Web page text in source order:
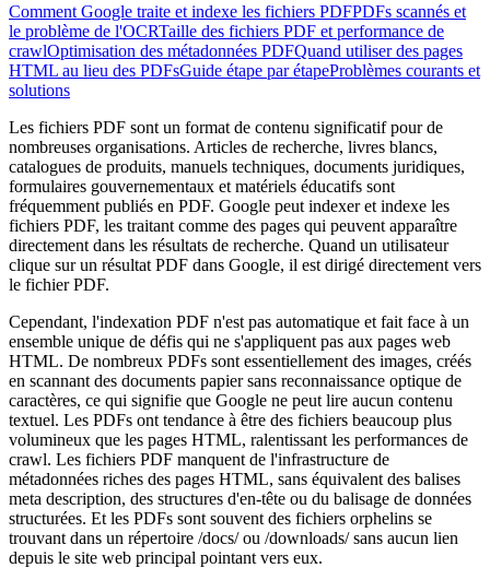
Comment Google traite et indexe les fichiers PDFPDFs scannés et
le problème de l'OCRTaille des fichiers PDF et performance de
crawlOptimisation des métadonnées PDFQuand utiliser des pages
HTML au lieu des PDFsGuide étape par étapeProblèmes courants et
solutions
Les fichiers PDF sont un format de contenu significatif pour de
nombreuses organisations. Articles de recherche, livres blancs,
catalogues de produits, manuels techniques, documents juridiques,
formulaires gouvernementaux et matériels éducatifs sont
fréquemment publiés en PDF. Google peut indexer et indexe les
fichiers PDF, les traitant comme des pages qui peuvent apparaître
directement dans les résultats de recherche. Quand un utilisateur
clique sur un résultat PDF dans Google, il est dirigé directement vers
le fichier PDF.
Cependant, l'indexation PDF n'est pas automatique et fait face à un
ensemble unique de défis qui ne s'appliquent pas aux pages web
HTML. De nombreux PDFs sont essentiellement des images, créés
en scannant des documents papier sans reconnaissance optique de
caractères, ce qui signifie que Google ne peut lire aucun contenu
textuel. Les PDFs ont tendance à être des fichiers beaucoup plus
volumineux que les pages HTML, ralentissant les performances de
crawl. Les fichiers PDF manquent de l'infrastructure de
métadonnées riches des pages HTML, sans équivalent des balises
meta description, des structures d'en-tête ou du balisage de données
structurées. Et les PDFs sont souvent des fichiers orphelins se
trouvant dans un répertoire /docs/ ou /downloads/ sans aucun lien
depuis le site web principal pointant vers eux.